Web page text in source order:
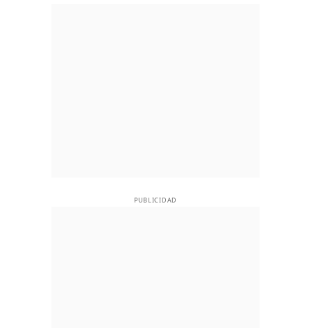
PUBLICIDAD